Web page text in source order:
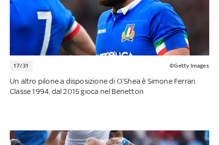
17/31 ©Getty Images
Un altro pilone a disposizione di O’Shea è Simone Ferrari.
Classe 1994, dal 2015 gioca nel Benetton